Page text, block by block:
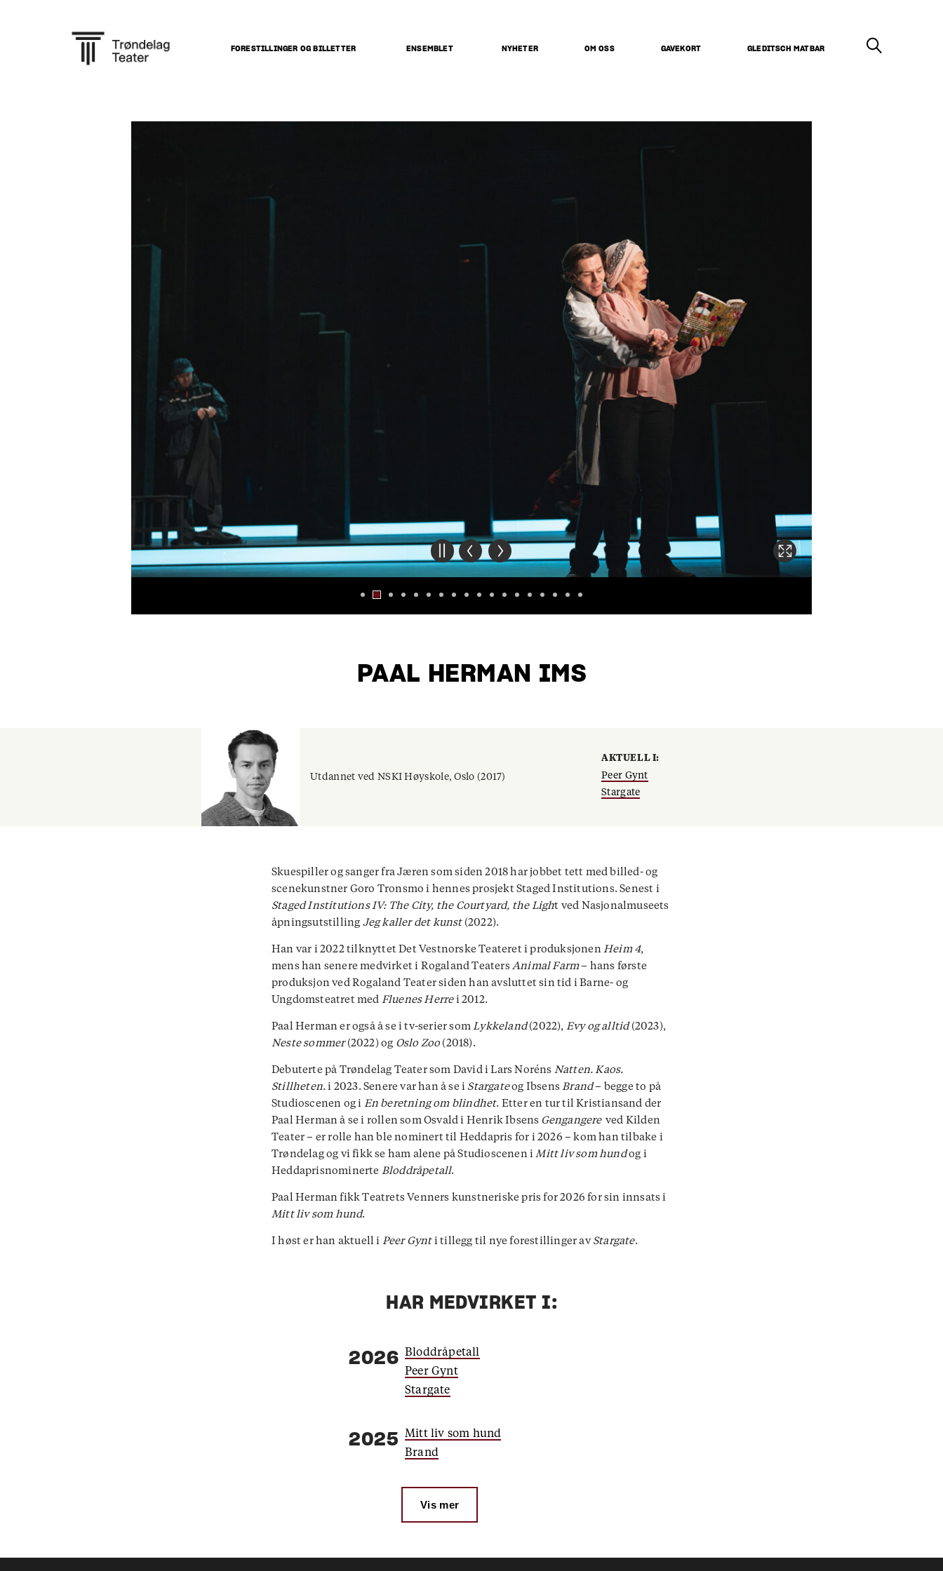
FORESTILLINGER OG BILLETTER ENSEMBLET NYHETER OM OSS GAVEKORT GLEDITSCH MATBAR
PAAL HERMAN IMS
Utdannet ved NSKI Høyskole, Oslo (2017)
AKTUELL I:
Peer Gynt
Stargate
Skuespiller og sanger fra Jæren som siden 2018 har jobbet tett med billed- og
scenekunstner Goro Tronsmo i hennes prosjekt Staged Institutions. Senest i
Staged Institutions IV: The City, the Courtyard, the Light ved Nasjonalmuseets
åpningsutstilling Jeg kaller det kunst(2022).
Han var i 2022 tilknyttet Det Vestnorske Teateret i produksjonen Heim 4,
mens han senere medvirket i Rogaland Teaters Animal Farm– hans første
produksjon ved Rogaland Teater siden han avsluttet sin tid i Barne- og
Ungdomsteatret med Fluenes Herrei 2012.
Paal Herman er også å se i tv-serier som Lykkeland(2022), Evy og alltid(2023),
Neste sommer(2022) og Oslo Zoo(2018).
Debuterte på Trøndelag Teater som David i Lars Noréns Natten. Kaos.
Stillheten. i 2023. Senere var han å se i Stargateog Ibsens Brand– begge to på
Studioscenen og i En beretning om blindhet. Etter en tur til Kristiansand der
Paal Herman å se i rollen som Osvald i Henrik Ibsens Gengangereved Kilden
Teater – er rolle han ble nominert til Heddapris for i 2026 – kom han tilbake i
Trøndelag og vi fikk se ham alene på Studioscenen i Mitt liv som hundog i
Heddaprisnominerte Bloddråpetall.
Paal Herman fikk Teatrets Venners kunstneriske pris for 2026 for sin innsats i
Mitt liv som hund.
I høst er han aktuell i Peer Gynti tillegg til nye forestillinger av Stargate.
HAR MEDVIRKET I:
2026
Bloddråpetall
Peer Gynt
Stargate
2025
Mitt liv som hund
Brand
Vis mer